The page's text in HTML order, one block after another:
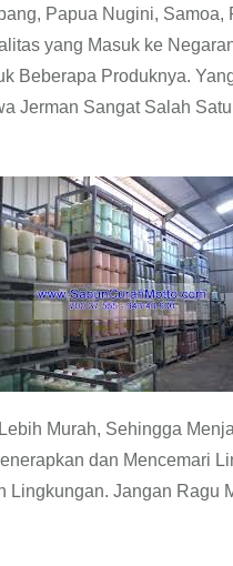
Papua Nugini,
yang Masuk ke
Beberapa Produknya.
Jerman Sangat Salah
Murah, Sehingga
dan Mencemari
Jangan Ragu